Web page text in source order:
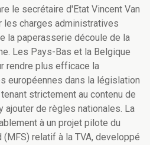
le secrétaire d'Etat Vincent Van
les charges administratives
la paperasserie découle de la
Les Pays-Bas et la Belgique
rendre plus efficace la
européennes dans la législation
strictement au contenu de
ajouter de règles nationales. La
à un projet pilote du
relatif à la TVA, developpé